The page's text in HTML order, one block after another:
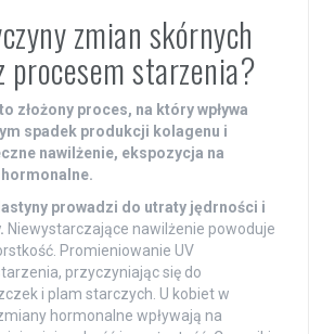
zmian skórnych
procesem starzenia?
złożony proces, na który wpływa
spadek produkcji kolagenu i
nawilżenie, ekspozycja na
prowadzi do utraty jędrności i
Niewystarczające nawilżenie powoduje
Promieniowanie UV
przyczyniając się do
i plam starczych. U kobiet w
hormonalne wpływają na